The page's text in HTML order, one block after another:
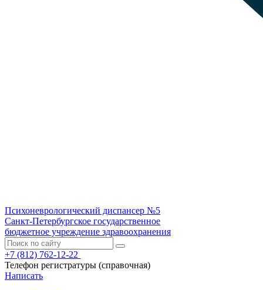
Психоневрологический диспансер №5
Санкт-Петербургское государственное
бюджетное учреждение здравоохранения
+7 (812) 762-12-22
Телефон регистратуры (справочная)
Написать